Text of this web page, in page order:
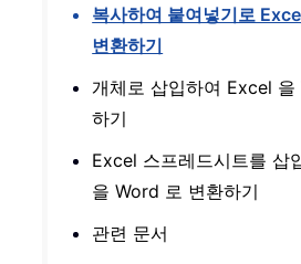
복사하여 붙여넣기로
변환하기
개체로 삽입하여 Excel
하기
Excel 스프레드시트를 삽
을 Word 로 변환하기
관련 문서